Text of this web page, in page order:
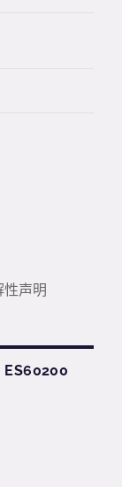
性声明
ES60200